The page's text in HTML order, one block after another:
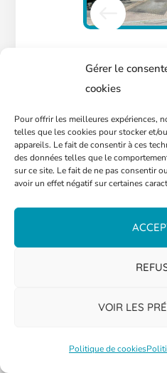
Gérer le
cookies
Pour offrir les meilleures expériences,
telles que les cookies pour stocker et/
appareils. Le fait de consentir à ces
des données telles que le
sur ce site. Le fait de ne pas consentir
avoir un effet négatif sur certaines
VOIR LES
Politique de cookies
READ MORE
Sabrina FUNK 25